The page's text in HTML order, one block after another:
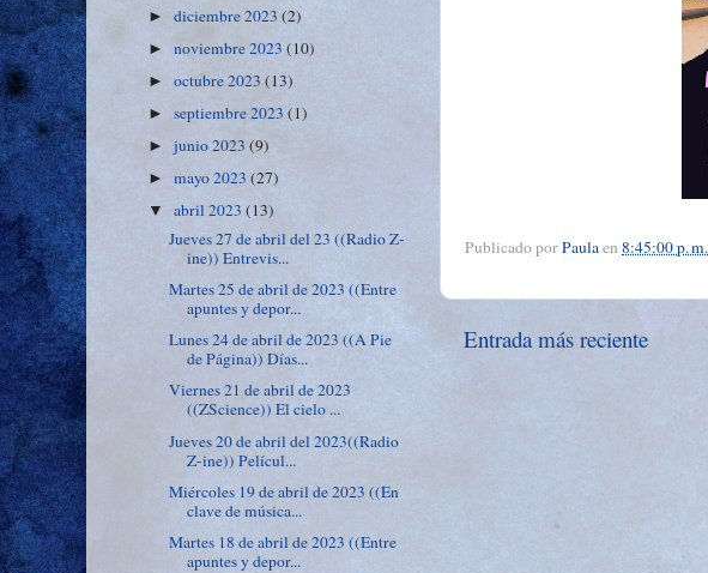
Publicado porPaula en 8:45:00 p. m.
Entrada más reciente
►diciembre 2023(2)
►noviembre 2023(10)
►octubre 2023(13)
►septiembre 2023(1)
►junio 2023(9)
►mayo 2023(27)
▼abril 2023(13)
Jueves 27 de abril del 23 ((Radio Z-
ine)) Entrevis...
Martes 25 de abril de 2023 ((Entre
apuntes y depor...
Lunes 24 de abril de 2023 ((A Pie
de Página)) Días...
Viernes 21 de abril de 2023
((ZScience)) El cielo ...
Jueves 20 de abril del 2023((Radio
Z-ine)) Películ...
Miércoles 19 de abril de 2023 ((En
clave de música...
Martes 18 de abril de 2023 ((Entre
apuntes y depor...